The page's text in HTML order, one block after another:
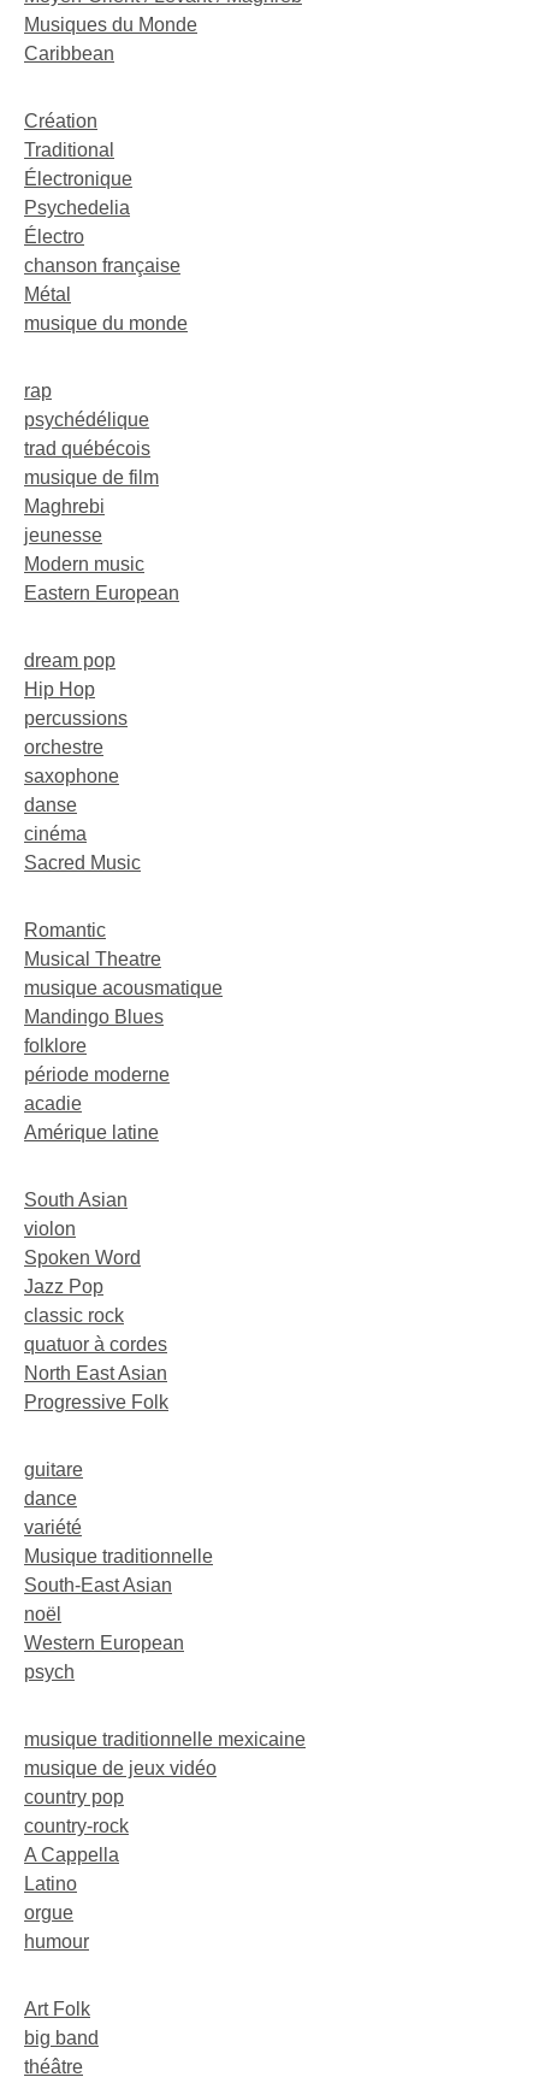
Musiques du Monde
Caribbean
Création
Traditional
Électronique
Psychedelia
Électro
chanson française
Métal
musique du monde
rap
psychédélique
trad québécois
musique de film
Maghrebi
jeunesse
Modern music
Eastern European
dream pop
Hip Hop
percussions
orchestre
saxophone
danse
cinéma
Sacred Music
Romantic
Musical Theatre
musique acousmatique
Mandingo Blues
folklore
période moderne
acadie
Amérique latine
South Asian
violon
Spoken Word
Jazz Pop
classic rock
quatuor à cordes
North East Asian
Progressive Folk
guitare
dance
variété
Musique traditionnelle
South-East Asian
noël
Western European
psych
musique traditionnelle mexicaine
musique de jeux vidéo
country pop
country-rock
A Cappella
Latino
orgue
humour
Art Folk
big band
théâtre